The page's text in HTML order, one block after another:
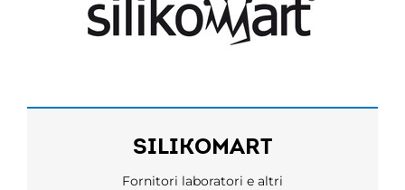
SILIKOMART
Fornitori laboratori e altri